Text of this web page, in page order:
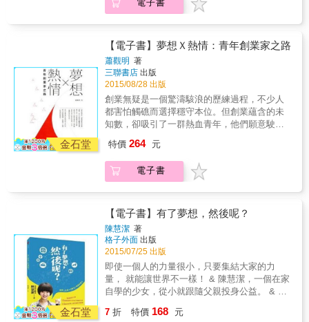
決定你的行動！
要的事！ ◎懂得自立： 人在遇到極大的壓力與
考驗時，會做出人生中的重要改變。 學會自己
到人生的配速： 要成就哪一種終點線，端視你
如何調整自己的人生配速。 累一點、輕鬆一
點，結果不盡相同，但都是你人生的選擇。 ◎
拒絕懦弱的糖衣： 面對無法掌控的環境，容易
令人抗拒。當看不到成功的可能，就會開始害
怕失敗。 但如果你撐下去，時間會讓你更堅
強，降低你心中的軟弱，讓你繼續奮鬥下去。
才會進步。 遇見比你強或是拿到好成績的人，
你是批評，還是決定「我也要變強」？ 心態，
決定你的行動！
歲，年紀最小的成員，在父親的激勵下，一同
早就被有一套完整的被動收入系統。 50歲，年
紀最大的成員，人老心不老，保有赤子之心，
是讓他事業屢創高峰的不二法門。 -3度，冰天
雪地，讓每位團員都成了急凍人，縱使雞皮疙
瘩掉滿地，還是得咬緊牙根闖下去。 54度，烈
日灼身，輪胎都要融化了，地面上可以直接煮
蛋，團員身上的汗直接用飆的。 200公斤，各
類補給品以及單車重量！ 1600公里，夢想跟路
一樣，無限延長！ 3857位粉絲的熱情支持，給
電子書
金石堂
【電子書】夢想Ｘ熱情：青年創業家之路
蕭觀明 著
三聯書店 出版
2015/08/28 出版
創業無疑是一個驚濤駭浪的歷練過程，不少人
都害怕觸礁而選擇穩守本位。但創業蘊含的未
知數，卻吸引了一群熱血青年，他們願意駛往
在充滿挑戰和機會的今天，對香港甚至世界上
很多年輕人來說，找一份好工作，拿一份高工
資，已經無法讓他們滿足。集結一班志同道合
詳細講述十多名香港科技大學在學生和畢業生
的創業故事。這些主人翁來自世界各地，背景
和經歷各不一樣，不論是本科生還是研究生，
卻同樣對創業充滿熱情和期盼，並且在香港實
現了人生理想。在這些故事裏，充滿了創業路
上的酸甜苦辣，亦有親情、友情和愛情故事穿
插其中。本書從創業遇到的機遇、堅持夢想的
毅力，以及發展鴻圖大業的野心等不同視角，
詮釋各個青年創業家的夢想與熱情，主題和內
特價 264 元
電子書
金石堂
【電子書】有了夢想，然後呢？
陳慧潔 著
格子外面 出版
2015/07/25 出版
即使一個人的力量很小，只要集結大家的力
量， 就能讓世界不一樣！ & 陳慧潔，一個在家
自學的少女，從小就跟隨父親投身公益。 & 8
款 12歲策劃舉辦募款音樂會 14歲為東非飢荒募
7 折 特價 168 元